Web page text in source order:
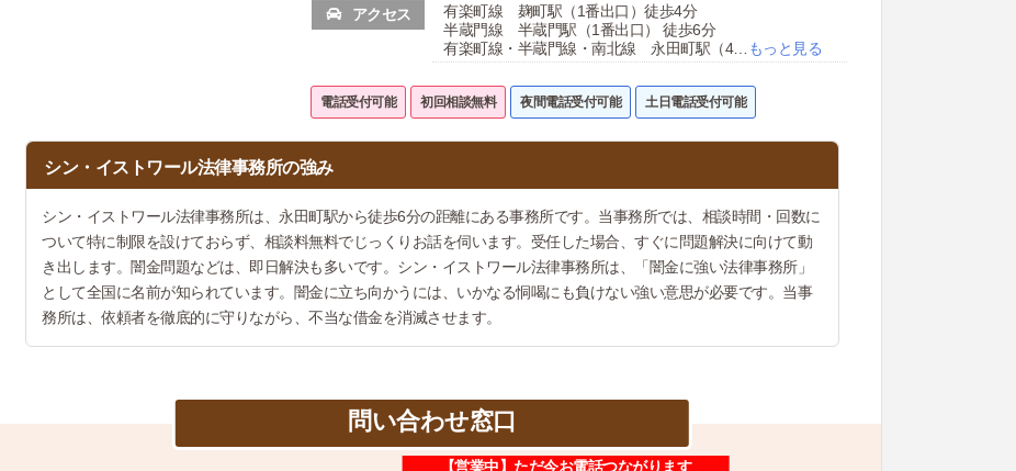
アクセス
有楽町線 麹町駅（1番出口）徒歩4分
半蔵門線 半蔵門駅（1番出口） 徒歩6分
有楽町線・半蔵門線・南北線 永田町駅（4… もっと見る
電話受付可能 初回相談無料 夜間電話受付可能 土日電話受付可能
シン・イストワール法律事務所の強み
シン・イストワール法律事務所は、永田町駅から徒歩6分の距離にある事務所です。当事務所では、相談時間・回数に
ついて特に制限を設けておらず、相談料無料でじっくりお話を伺います。受任した場合、すぐに問題解決に向けて動
き出します。闇金問題などは、即日解決も多いです。シン・イストワール法律事務所は、「闇金に強い法律事務所」
として全国に名前が知られています。闇金に立ち向かうには、いかなる恫喝にも負けない強い意思が必要です。当事
務所は、依頼者を徹底的に守りながら、不当な借金を消滅させます。
問い合わせ窓口
【営業中】ただ今お電話つながります